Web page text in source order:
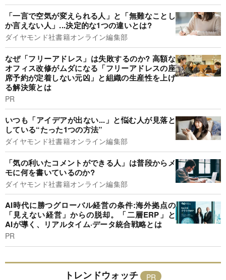
「一言で空気が変えられる人」と「無難なことし
か言えない人」...決定的な1つの違いとは?
ダイヤモンド社書籍オンライン編集部
なぜ「フリーアドレス」は失敗するのか? 高額な
オフィス改修がムダになる「フリーアドレスの座
席予約が定着しない元凶」と組織の生産性を上げ
る解決策とは
PR
いつも「アイデアが出ない...」と悩む人が見落と
している“たった1つの方法”
ダイヤモンド社書籍オンライン編集部
「気の利いたコメントができる人」は普段からメ
モに何を書いているのか?
ダイヤモンド社書籍オンライン編集部
AI時代に勝つグローバル経営の条件:海外拠点の
「見えない経営」からの脱却。「二層ERP」と
AIが導く、リアルタイム·データ統合戦略とは
PR
トレンドウォッチ